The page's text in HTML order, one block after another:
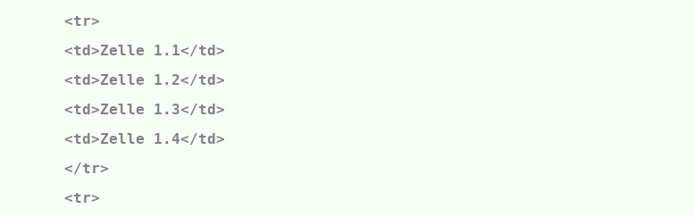
<tr>
<td>Zelle 1.1</td>
<td>Zelle 1.2</td>
<td>Zelle 1.3</td>
<td>Zelle 1.4</td>
</tr>
<tr>